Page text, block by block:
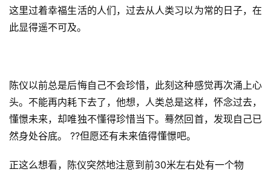
这里过着幸福生活的人们，过去从人类习以为常的日子，在
此显得遥不可及。
陈仪以前总是后悔自己不会珍惜，此刻这种感觉再次涌上心
头。不能再内耗下去了，他想，人类总是这样，怀念过去，
懂憬未来，却唯独不懂得珍惜当下。蓦然回首，发现自己已
然身处谷底。 ??但愿还有未来值得懂憬吧。
正这么想看，陈仪突然地注意到前30米左右处有一个物